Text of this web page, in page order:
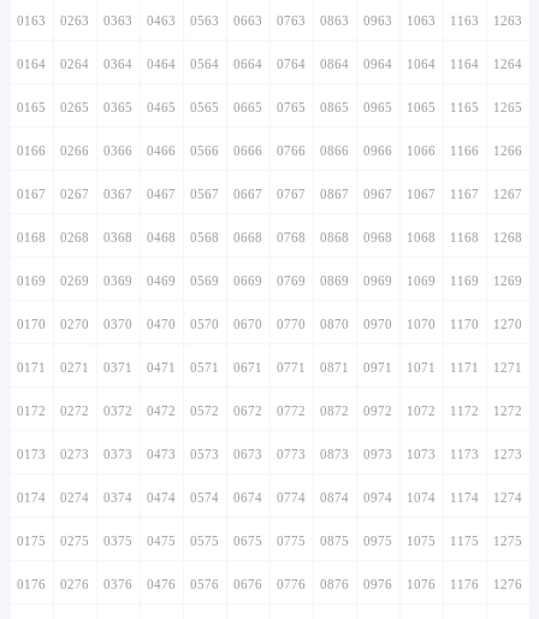
0163 0263 0363 0463 0563 0663 0763 0863 0963 1063 1163 1263
0164 0264 0364 0464 0564 0664 0764 0864 0964 1064 1164 1264
0165 0265 0365 0465 0565 0665 0765 0865 0965 1065 1165 1265
0166 0266 0366 0466 0566 0666 0766 0866 0966 1066 1166 1266
0167 0267 0367 0467 0567 0667 0767 0867 0967 1067 1167 1267
0168 0268 0368 0468 0568 0668 0768 0868 0968 1068 1168 1268
0169 0269 0369 0469 0569 0669 0769 0869 0969 1069 1169 1269
0170 0270 0370 0470 0570 0670 0770 0870 0970 1070 1170 1270
0171 0271 0371 0471 0571 0671 0771 0871 0971 1071 1171 1271
0172 0272 0372 0472 0572 0672 0772 0872 0972 1072 1172 1272
0173 0273 0373 0473 0573 0673 0773 0873 0973 1073 1173 1273
0174 0274 0374 0474 0574 0674 0774 0874 0974 1074 1174 1274
0175 0275 0375 0475 0575 0675 0775 0875 0975 1075 1175 1275
0176 0276 0376 0476 0576 0676 0776 0876 0976 1076 1176 1276